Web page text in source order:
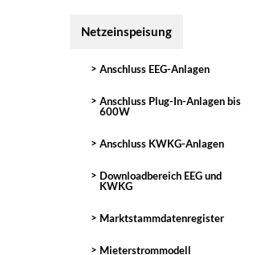
Netzeinspeisung
Anschluss EEG-Anlagen
Anschluss Plug-In-Anlagen bis
600W
Anschluss KWKG-Anlagen
Downloadbereich EEG und
KWKG
Marktstammdatenregister
Mieterstrommodell